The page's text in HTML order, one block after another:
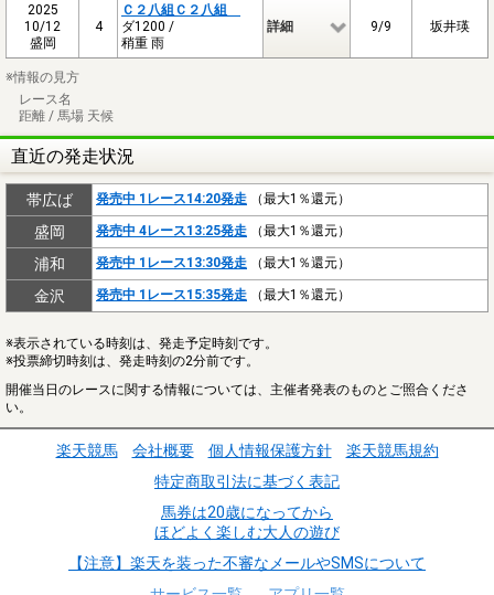
2025
10/12
盛岡
4
Ｃ２八組Ｃ２八組
ダ1200 /
稍重 雨
詳細 9/9 坂井瑛
※情報の見方
レース名
距離 / 馬場 天候
直近の発走状況
帯広ば 発売中 1レース14:20発走 （最大1％還元）
盛岡 発売中 4レース13:25発走 （最大1％還元）
浦和 発売中 1レース13:30発走 （最大1％還元）
金沢 発売中 1レース15:35発走 （最大1％還元）
※表示されている時刻は、発走予定時刻です。
※投票締切時刻は、発走時刻の2分前です。
開催当日のレースに関する情報については、主催者発表のものとご照合くださ
い。
楽天競馬 会社概要 個人情報保護方針
楽天競馬規約
特定商取引法に基づく表記
馬券は20歳になってから
ほどよく楽しむ大人の遊び
【注意】楽天を装った不審なメールやSMSについて